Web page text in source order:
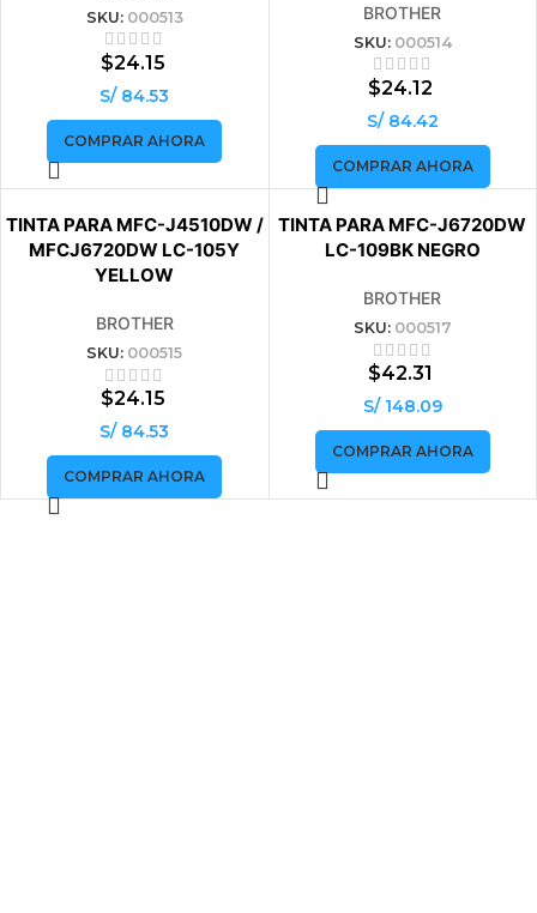
SKU: 000513
$24.15
S/ 84.53
COMPRAR AHORA
BROTHER
SKU: 000514
$24.12
S/ 84.42
COMPRAR AHORA
VENDIDO
TINTA PARA MFC-J4510DW /
MFCJ6720DW LC-105Y
YELLOW
BROTHER
SKU: 000515
$24.15
S/ 84.53
COMPRAR AHORA
VENDIDO
TINTA PARA MFC-J6720DW
LC-109BK NEGRO
BROTHER
SKU: 000517
$42.31
S/ 148.09
COMPRAR AHORA